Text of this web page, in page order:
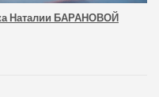
Наталии БАРАНОВОЙ